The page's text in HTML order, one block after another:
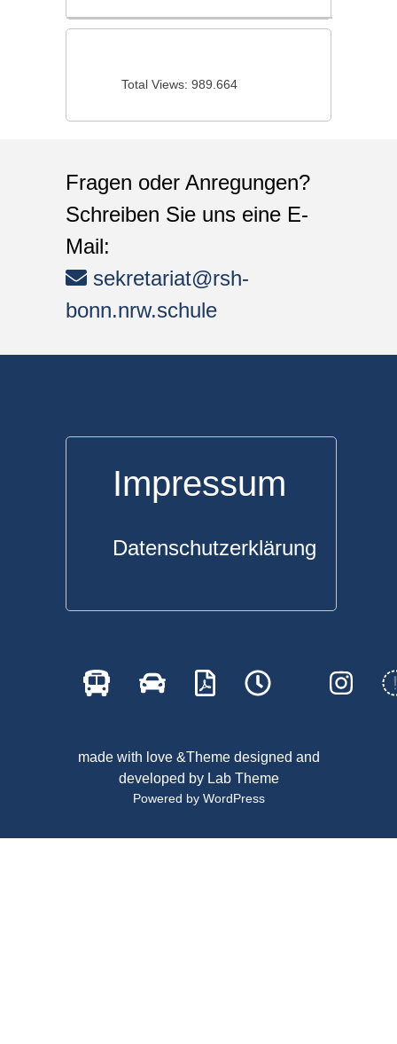
Total Views: 989.664
Fragen oder Anregungen?
Schreiben Sie uns eine E-
Mail:
sekretariat@rsh-
bonn.nrw.schule
Impressum
Datenschutzerklärung
made with love &Theme designed and
developed byLab Theme
Powered by WordPress